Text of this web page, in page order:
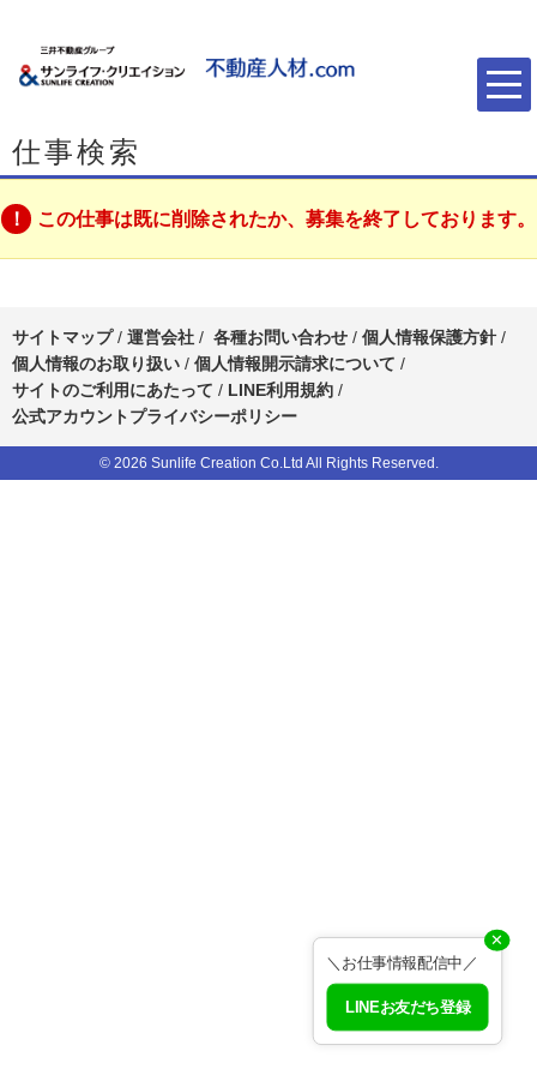
仕事検索
この仕事は既に削除されたか、募集を終了しております。
サイトマップ/ 運営会社 / 各種お問い合わせ / 個人情報保護方針 /
個人情報のお取り扱い / 個人情報開示請求について /
サイトのご利用にあたって / LINE利用規約 /
公式アカウントプライバシーポリシー
✕
＼お仕事情報配信中／
LINEお友だち登録
© 2026 Sunlife Creation Co.Ltd All Rights Reserved.